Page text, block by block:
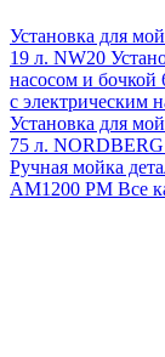
Установка для
19 л. NW20
насосом и
с электрическим
Установка для
75 л.
Ручная мойка
АМ1200 РМ Все